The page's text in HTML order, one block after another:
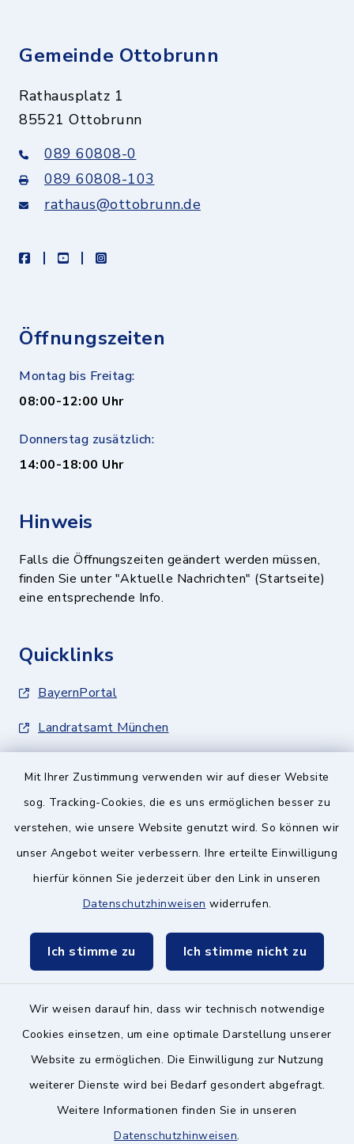
Mit Ihrer Zustimmung verwenden wir auf dieser Website
sog. Tracking-Cookies, die es uns ermöglichen besser zu
verstehen, wie unsere Website genutzt wird. So können wir
unser Angebot weiter verbessern. Ihre erteilte Einwilligung
hierfür können Sie jederzeit über den Link in unseren
Datenschutzhinweisen widerrufen.
Ich stimme zu Ich stimme nicht zu
Wir weisen darauf hin, dass wir technisch notwendige
Cookies einsetzen, um eine optimale Darstellung unserer
Website zu ermöglichen. Die Einwilligung zur Nutzung
weiterer Dienste wird bei Bedarf gesondert abgefragt.
Weitere Informationen finden Sie in unseren
Datenschutzhinweisen.
Gemeinde Ottobrunn
Rathausplatz 1
85521 Ottobrunn
089 60808-0
089 60808-103
rathaus@ottobrunn.de
facebookyoutubeinstagram
Öffnungszeiten
Montag bis Freitag:
08:00-12:00 Uhr
Donnerstag zusätzlich:
14:00-18:00 Uhr
Hinweis
Falls die Öffnungszeiten geändert werden müssen,
finden Sie unter "Aktuelle Nachrichten" (Startseite)
eine entsprechende Info.
Quicklinks
BayernPortal
Landratsamt München
Schulzweckverband
Kontakt ins Rathaus
Barrierefreiheit
Impressum
Hinweisgeberschutz
Sitemap